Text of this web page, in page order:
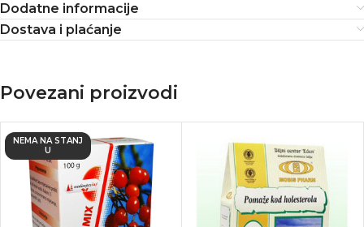
Dodatne informacije
Dostava i plaćanje
Povezani proizvodi
NEMA NA STANJ
U